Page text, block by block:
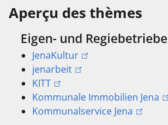
Aperçu des thèmes
Eigen- und Regiebetriebe
JenaKultur
jenarbeit
KITT
Kommunale Immobilien Jena
Kommunalservice Jena